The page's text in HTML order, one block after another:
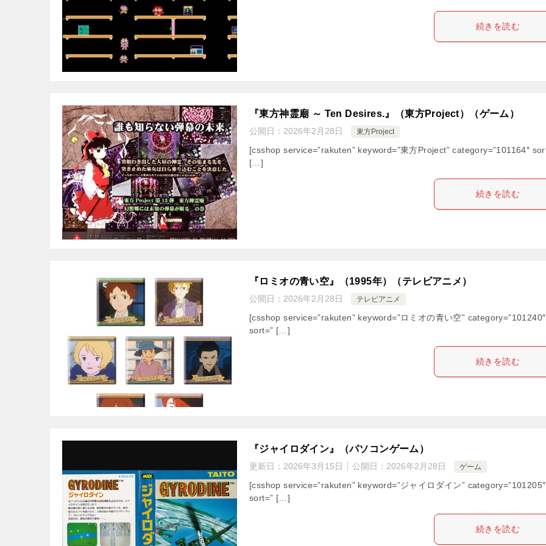
続きを読む
『東方神霊廟 ～ Ten Desires.』（東方Project）（ゲーム）
公開日： 2026年2月28日 東方Project
[csshop service=”rakuten” keyword=”東方Project” category=”101164″
[…]
続きを読む
『ロミオの青い空』（1995年）（テレビアニメ）
公開日： 2026年2月28日 テレビアニメ
[csshop service=”rakuten” keyword=”ロミオの青い空” category=”101240″
sort=” […]
続きを読む
『ジャイロダイン』（パソコンゲーム）
更新日： 2026年3月15日 公開日： 2026年2月28日 ゲーム
[csshop service=”rakuten” keyword=”ジャイロダイン” category=”101205″
sort=” […]
続きを読む